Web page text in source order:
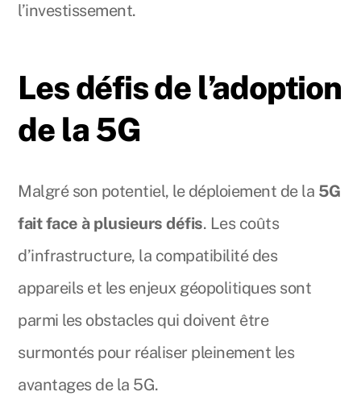
l’investissement.
Les défis de l’adoption
de la 5G
Malgré son potentiel, le déploiement de la 5G
fait face à plusieurs défis. Les coûts
d’infrastructure, la compatibilité des
appareils et les enjeux géopolitiques sont
parmi les obstacles qui doivent être
surmontés pour réaliser pleinement les
avantages de la 5G.